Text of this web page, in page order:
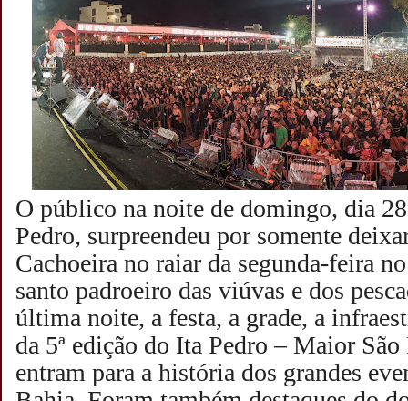
O público na noite de domingo, dia
Pedro, surpreendeu por somente
Cachoeira no raiar da segunda-feira
santo padroeiro das viúvas e dos
última noite, a festa, a grade, a
da 5ª edição do Ita Pedro – Maior
entram para a história dos grandes